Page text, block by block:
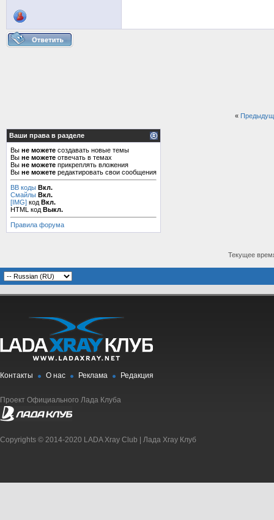
«
Ваши права в разделе
Вы не можете создавать новые темы
Вы не можете отвечать в темах
Вы не можете прикреплять вложения
Вы не можете редактировать свои сообщения
BB коды Вкл.
Смайлы Вкл.
[IMG] код Вкл.
HTML код Выкл.
Правила форума
Текущее
Контакты О нас Реклама Редакция
Проект Официального Лада Клуба
Copyrights © 2014-2020 LADA Xray Club | Лада Xray Клуб